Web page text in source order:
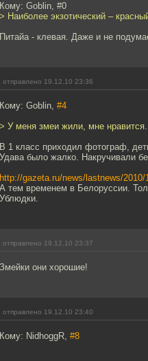
Кому: Goblin, #0
> Наиболее экзотический –
Питайа - клевая. Даже и не
отправлено 19.12.10 23:36
Кому: Goblin, #4
> У меня змеи жили, мне нравится.
В 1 класс приходил фотограф,
Удава было жалко. Накручивали
http://gazeta.ru/news/lastnews/2010/
А тем временем в Белоруссии.
Ублюдки.
отправлено 19.12.10 23:37
Змейки они хорошие!
отправлено 19.12.10 23:40
Кому: NidhoggR, #8